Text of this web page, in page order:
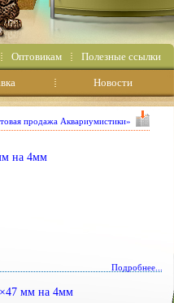
Оптовикам Полезные ссылки
Новости
продажа Аквариумистики»
на 4мм
Подробнее...
мм на 4мм